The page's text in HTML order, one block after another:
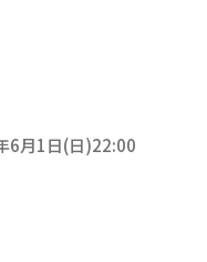
6月1日(日)22:00